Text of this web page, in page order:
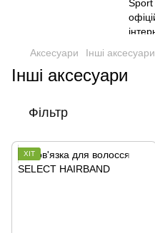
Аксесуари Інші аксесуари
Інші аксесуари
Фільтр
ХІТ